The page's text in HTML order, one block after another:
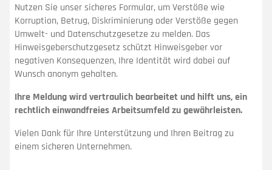
Region Stuttgart
Region Darmstadt
Vermietung
Partner
Nutzen Sie unser sicheres Formular, um Verstöße wie
Korruption, Betrug, Diskriminierung oder Verstöße gegen
Umwelt- und Datenschutzgesetze zu melden. Das
Hinweisgeberschutzgesetz schützt Hinweisgeber vor
negativen Konsequenzen, Ihre Identität wird dabei auf
Wunsch anonym gehalten.
Ihre Meldung wird vertraulich bearbeitet und hilft uns, ein
rechtlich einwandfreies Arbeitsumfeld zu gewährleisten.
Vielen Dank für Ihre Unterstützung und Ihren Beitrag zu
einem sicheren Unternehmen.